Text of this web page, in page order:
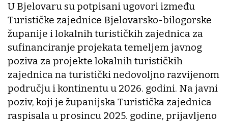
U Bjelovaru su potpisani ugovori između
Turističke zajednice Bjelovarsko-bilogorske
županije i lokalnih turističkih zajednica za
sufinanciranje projekata temeljem javnog
poziva za projekte lokalnih turističkih
zajednica na turistički nedovoljno razvijenom
području i kontinentu u 2026. godini. Na javni
poziv, koji je županijska Turistička zajednica
raspisala u prosincu 2025. godine, prijavljeno